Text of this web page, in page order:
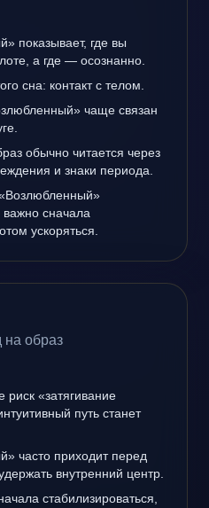
показывает, где вы
а где — осознанно.
сна: контакт с телом.
чаще связан
обычно читается через
и знаки периода.
важно сначала
ускоряться.
на образ
риск «затягивание
путь станет
часто приходит перед
внутренний центр.
стабилизироваться,